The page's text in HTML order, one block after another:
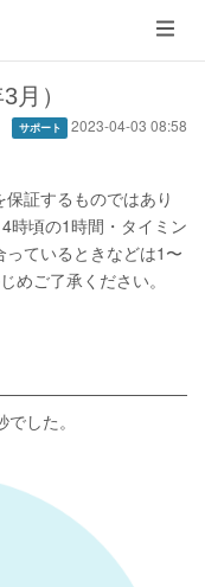
メ
ニ
ュ
ー
月）
サポート 2023-04-03 08:58
証するものではあり
時頃の1時間・タイミン
ているときなどは1〜
めご了承ください。
した。